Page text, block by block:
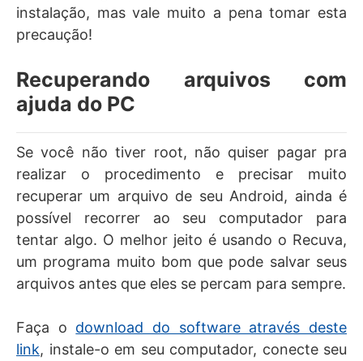
instalação, mas vale muito a pena tomar esta
precaução!
Recuperando arquivos com
ajuda do PC
Se você não tiver root, não quiser pagar pra
realizar o procedimento e precisar muito
recuperar um arquivo de seu Android, ainda é
possível recorrer ao seu computador para
tentar algo. O melhor jeito é usando o Recuva,
um programa muito bom que pode salvar seus
arquivos antes que eles se percam para sempre.
Faça o download do software através deste
link, instale-o em seu computador, conecte seu